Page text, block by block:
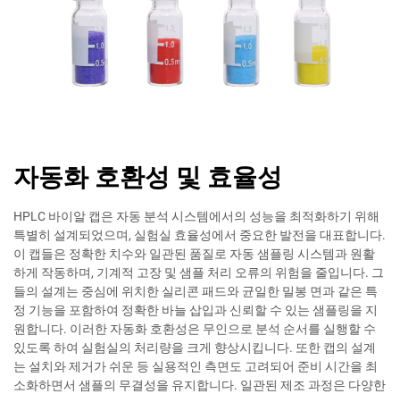
자동화 호환성 및 효율성
HPLC 바이알 캡은 자동 분석 시스템에서의 성능을 최적화하기 위해
특별히 설계되었으며, 실험실 효율성에서 중요한 발전을 대표합니다.
이 캡들은 정확한 치수와 일관된 품질로 자동 샘플링 시스템과 원활
하게 작동하며, 기계적 고장 및 샘플 처리 오류의 위험을 줄입니다. 그
들의 설계는 중심에 위치한 실리콘 패드와 균일한 밀봉 면과 같은 특
정 기능을 포함하여 정확한 바늘 삽입과 신뢰할 수 있는 샘플링을 지
원합니다. 이러한 자동화 호환성은 무인으로 분석 순서를 실행할 수
있도록 하여 실험실의 처리량을 크게 향상시킵니다. 또한 캡의 설계
는 설치와 제거가 쉬운 등 실용적인 측면도 고려되어 준비 시간을 최
소화하면서 샘플의 무결성을 유지합니다. 일관된 제조 과정은 다양한